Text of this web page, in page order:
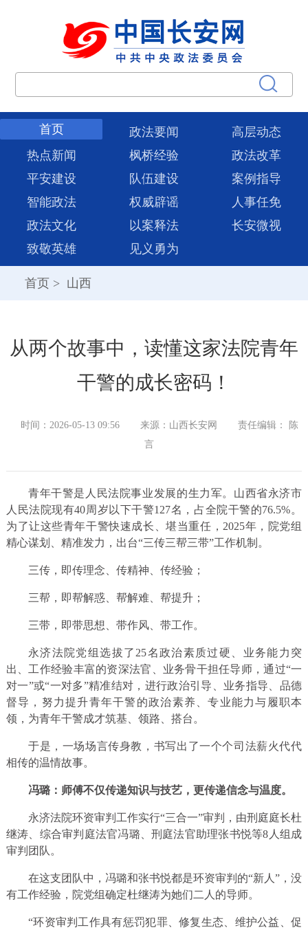
首页 政法要闻
高层动态
热点新闻
枫桥经验
政法改革
平安建设
队伍建设
案例指导
智能政法
权威辟谣
人事任免
政法文化
以案释法
长安微视
致敬英雄
见义勇为
首页 > 山西
从两个故事中，读懂这家法院青年
干警的成长密码！
时间：2026-05-13 09:56 来源：山西长安网
责任编辑： 陈
言
青年干警是人民法院事业发展的生力军。山西省永济市
人民法院现有40周岁以下干警127名，占全院干警的76.5%。
为了让这些青年干警快速成长、堪当重任，2025年，院党组
精心谋划、精准发力，出台“三传三帮三带”工作机制。
三传，即传理念、传精神、传经验；
三帮，即帮解惑、帮解难、帮提升；
三带，即带思想、带作风、带工作。
永济法院党组选拔了25名政治素质过硬、业务能力突
出、工作经验丰富的资深法官、业务骨干担任导师，通过“一
对一”或“一对多”精准结对，进行政治引导、业务指导、品德
督导，努力提升青年干警的政治素养、专业能力与履职本
领，为青年干警成才筑基、领路、搭台。
于是，一场场言传身教，书写出了一个个司法薪火代代
相传的温情故事。
冯璐：师傅不仅传递知识与技艺，更传递信念与温度。
永济法院环资审判工作实行“三合一”审判，由刑庭庭长杜
继涛、综合审判庭法官冯璐、刑庭法官助理张书悦等8人组成
审判团队。
在这支团队中，冯璐和张书悦都是环资审判的“新人”，没
有工作经验，院党组确定杜继涛为她们二人的导师。
“环资审判工作具有惩罚犯罪、修复生态、维护公益、促